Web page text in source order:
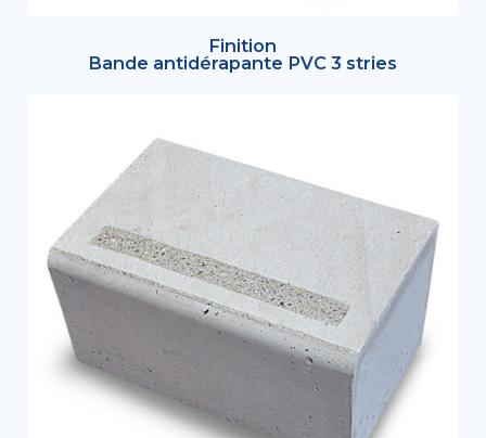
Finition
Bande antidérapante PVC 3 stries